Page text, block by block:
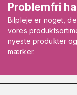
Problemfri
Bilpleje er noget,
vores
nyeste produkter
mærker.